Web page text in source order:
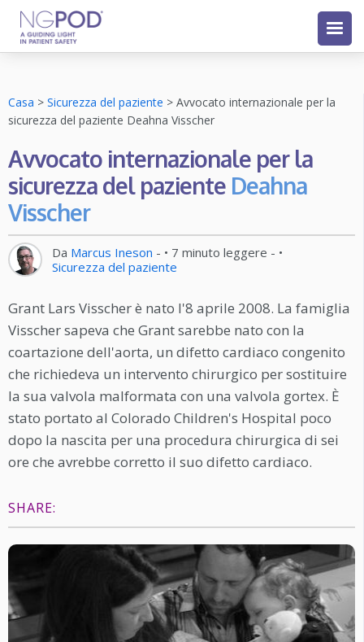
Casa > Sicurezza del paziente > Avvocato internazionale per la
sicurezza del paziente Deahna Visscher
Avvocato internazionale per la
sicurezza del paziente Deahna
Visscher
Da Marcus Ineson - • 7 minuto leggere - •
Sicurezza del paziente
Grant Lars Visscher è nato l'8 aprile 2008. La famiglia
Visscher sapeva che Grant sarebbe nato con la
coartazione dell'aorta, un difetto cardiaco congenito
che richiedeva un intervento chirurgico per sostituire
la sua valvola malformata con una valvola gortex. È
stato portato al Colorado Children's Hospital poco
dopo la nascita per una procedura chirurgica di sei
ore che avrebbe corretto il suo difetto cardiaco.
SHARE: